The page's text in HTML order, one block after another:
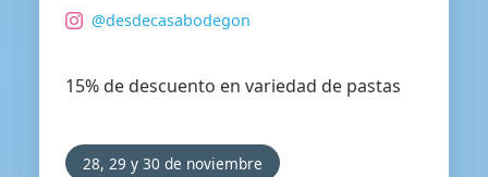
@desdecasabodegon
15% de descuento en variedad de pastas
28, 29 y 30 de noviembre